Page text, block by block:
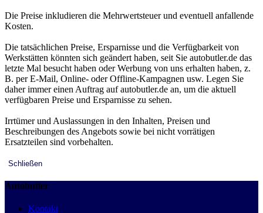
Die Preise inkludieren die Mehrwertsteuer und eventuell anfallende
Kosten.
Die tatsächlichen Preise, Ersparnisse und die Verfügbarkeit von
Werkstätten könnten sich geändert haben, seit Sie autobutler.de das
letzte Mal besucht haben oder Werbung von uns erhalten haben, z.
B. per E-Mail, Online- oder Offline-Kampagnen usw. Legen Sie
daher immer einen Auftrag auf autobutler.de an, um die aktuell
verfügbaren Preise und Ersparnisse zu sehen.
Irrtümer und Auslassungen in den Inhalten, Preisen und
Beschreibungen des Angebots sowie bei nicht vorrätigen
Ersatzteilen sind vorbehalten.
Schließen
Autobutler
Kontakt